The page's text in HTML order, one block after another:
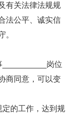
有关法律法规规
法公平、诚实信
。
岗位
商同意，可以变
的工作，达到规